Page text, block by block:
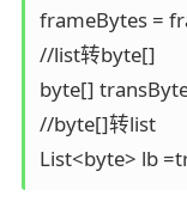
frameBytes =
//list转byte[]
byte[]
//byte[]转list